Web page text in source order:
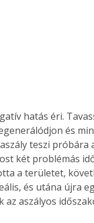
hatás éri.
és
teszi próbára
két problémás
a területet,
és utána újra
aszályos